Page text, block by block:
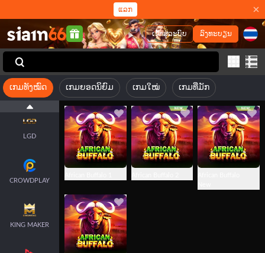
ແລກ
ລົງທະບຽນ
ເຂົ້າສູ່ລະບົບ
ເກມທັງໝົດ ເກມຍອດນິຍົມ ເກມໃໝ່ ເກມທີ່ມັກ
ENDORPHINA
ODIN GAMING
LGD
CROWDPLAY
KING MAKER